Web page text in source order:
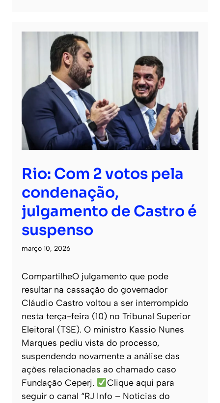
Rio: Com 2 votos pela
condenação,
julgamento de Castro é
suspenso
março 10, 2026
CompartilheO julgamento que pode
resultar na cassação do governador
Cláudio Castro voltou a ser interrompido
nesta terça-feira (10) no Tribunal Superior
Eleitoral (TSE). O ministro Kassio Nunes
Marques pediu vista do processo,
suspendendo novamente a análise das
ações relacionadas ao chamado caso
Fundação Ceperj.
Clique aqui para
seguir o canal “RJ Info – Noticias do